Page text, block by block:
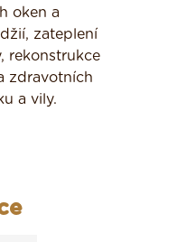
oken a
zateplení
rekonstrukce
zdravotních
a vily.